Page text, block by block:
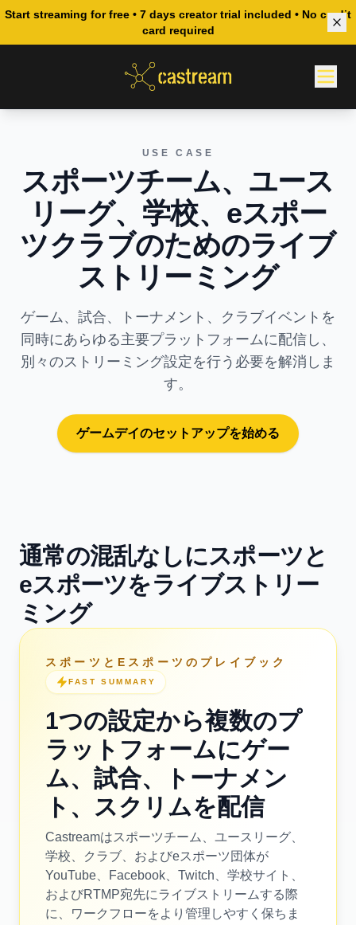
Start streaming for free • 7 days creator trial included • No credit
card required
USE CASE
スポーツチーム、ユース
リーグ、学校、eスポー
ツクラブのためのライブ
ストリーミング
ゲーム、試合、トーナメント、クラブイベントを
同時にあらゆる主要プラットフォームに配信し、
別々のストリーミング設定を行う必要を解消しま
す。
ゲームデイのセットアップを始める
通常の混乱なしにスポーツと
eスポーツをライブストリー
ミング
スポーツとEスポーツのプレイブック
FAST SUMMARY
1つの設定から複数のプ
ラットフォームにゲー
ム、試合、トーナメン
ト、スクリムを配信
Castreamはスポーツチーム、ユースリーグ、
学校、クラブ、およびeスポーツ団体が
YouTube、Facebook、Twitch、学校サイト、
およびRTMP宛先にライブストリームする際
に、ワークフローをより管理しやすく保ちま